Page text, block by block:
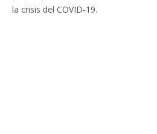
la crisis del COVID-19.